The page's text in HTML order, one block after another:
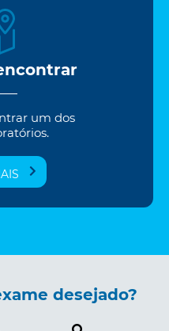
um dos
desejado?
por exame